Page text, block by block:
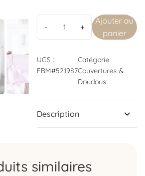
Ajouter au
panier
UGS :
FBM#521987
Catégorie:
Couvertures &
Doudous
Description
similaires